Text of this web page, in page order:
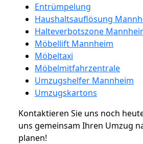
Entrümpelung
Haushaltsauflösung
Halteverbotszone
Möbellift Mannheim
Möbeltaxi
Möbelmitfahrzentrale
Umzugshelfer Mannheim
Umzugskartons
Kontaktieren Sie uns noch
uns gemeinsam Ihren Umzug
planen!